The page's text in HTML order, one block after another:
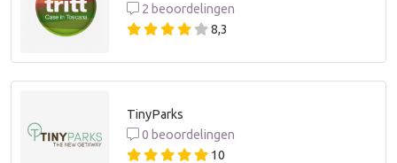
2 beoordelingen
8,3
TinyParks
0 beoordelingen
10